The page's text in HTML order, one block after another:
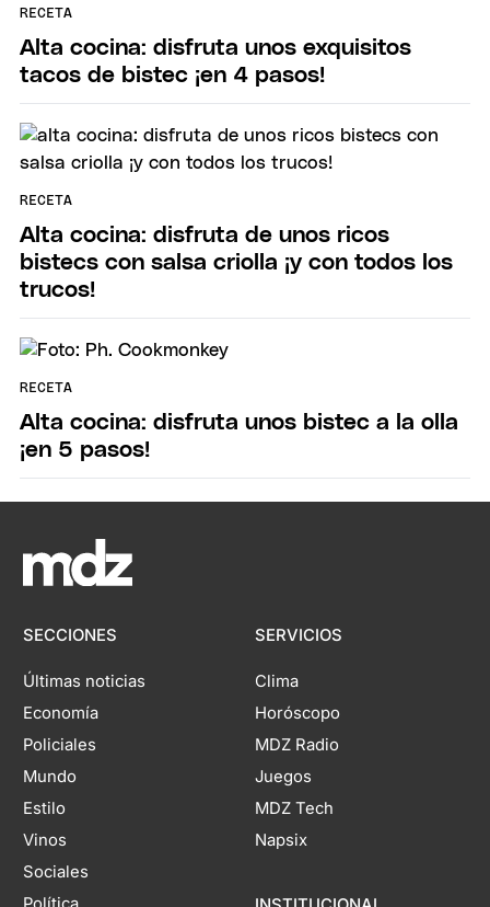
RECETA
Alta cocina: disfruta unos exquisitos
tacos de bistec ¡en 4 pasos!
RECETA
Alta cocina: disfruta de unos ricos
bistecs con salsa criolla ¡y con todos los
trucos!
RECETA
Alta cocina: disfruta unos bistec a la olla
¡en 5 pasos!
SECCIONES
Últimas noticias
Economía
Policiales
Mundo
Estilo
Vinos
Sociales
SERVICIOS
Clima
Horóscopo
MDZ Radio
Juegos
MDZ Tech
Napsix